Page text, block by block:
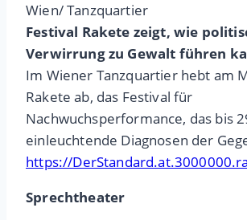
Wien/ Tanzquartier
Festival Rakete zeigt, wie
Verwirrung zu Gewalt führen
Im Wiener Tanzquartier hebt am
Rakete ab, das Festival für
Nachwuchsperformance, das bis
einleuchtende Diagnosen der
https://
Sprechtheater